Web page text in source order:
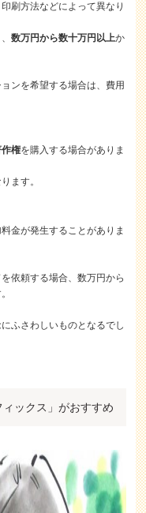
刷方法などによって異なり
、数万円から数十万円以上か
ンを希望する場合は、費用
作権を購入する場合がありま
ます。
金が発生することがありま
依頼する場合、数万円から
ふさわしいものとなるでし
ックス」がおすすめ